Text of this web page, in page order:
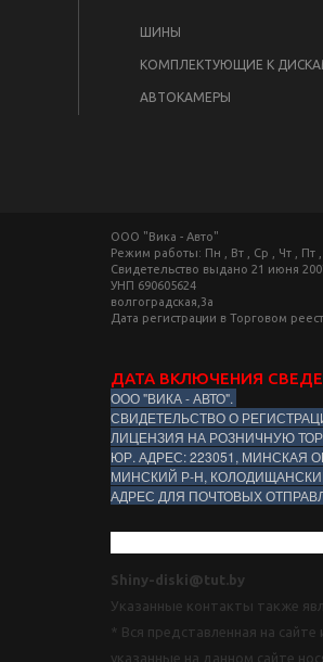
ШИНЫ
КОМПЛЕКТУЮЩИЕ К
АВТОКАМЕРЫ
ООО "Вика - Авто"
Режим работы: Пн , Вт , Ср , Чт , Пт ,
Свидетельство выдано 21 июня
УНП 690605624
волгоградская,3а
Дата регистрации в Торговом
ДАТА ВКЛЮЧЕНИЯ
ООО "ВИКА - АВТО".
СВИДЕТЕЛЬСТВО О
ЛИЦЕНЗИЯ НА РОЗНИЧНУЮ
ЮР. АДРЕС: 223051, МИНСКАЯ
МИНСКИЙ Р-Н,
АДРЕС ДЛЯ ПОЧТОВЫХ
Shiny-diski@tut.by
Указанные контакты также
* Вся представленная на
указанные на данном сайте